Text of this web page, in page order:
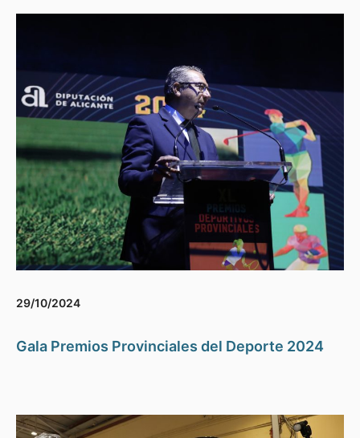
29/10/2024
Gala Premios Provinciales del Deporte 2024